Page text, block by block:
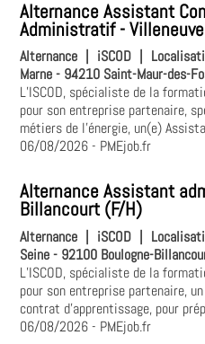
Alternance Assistant
Administratif -
Alternance iSCOD
Marne - 94210 Saint-Maur-des-
L’ISCOD, spécialiste de la
pour son entreprise partenaire,
métiers de l'énergie, un(e)
06/08/2026- PMEjob.fr
Alternance Assistant
Billancourt (F/H)
Alternance | iSCOD |
Seine - 92100 Boulogne-
L’ISCOD, spécialiste de la
pour son entreprise partenaire,
contrat d'apprentissage, pour
06/08/2026- PMEjob.fr